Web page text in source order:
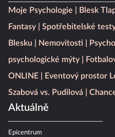
Moje Psychologie Blesk
Fantasy
Spotřebitelské
Blesku
Nemovitosti
psychologické mýty
ONLINE
Eventový prostor
Szabová vs. Pudilová
Aktuálně
Epicentrum